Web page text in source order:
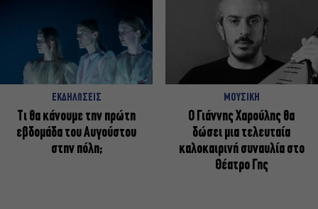
ΕΚΔΗΛΩΣΕΙΣ
Τι θα κάνουμε την πρώτη
εβδομάδα του Αυγούστου
στην πόλη;
ΜΟΥΣΙΚΗ
Ο Γιάννης Χαρούλης θα
δώσει μια τελευταία
καλοκαιρινή συναυλία στο
Θέατρο Γης